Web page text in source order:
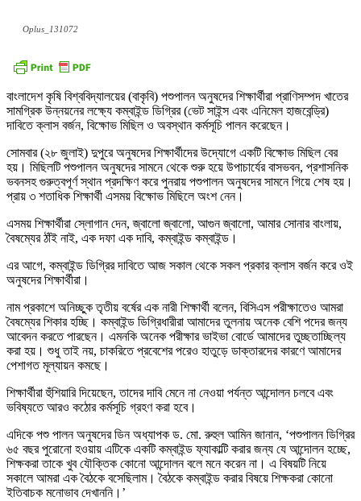
Oplus_131072
বাংলাদেশ কৃষি বিশ্ববিদ্যালয়ের (বাকৃবি) পশুপালন অনুষদের শিক্ষার্থীরা প্রাণিসম্পদ খাতের
সামগ্রিক উন্নয়নের লক্ষ্যে কম্বাইন্ড ডিগ্রির (ভেট সাইন্স এবং এনিমেল হাজবেন্ড্রি)
দাবিতে ক্লাস বর্জন, বিক্ষোভ মিছিল ও অবস্থান কর্মসূচি পালন করেছেন।
সোমবার (২৮ জুলাই) দুপুরে অনুষদের শিক্ষার্থীদের উদ্যোগে একটি বিক্ষোভ মিছিল বের
হয়। মিছিলটি পশুপালন অনুষদের সামনে থেকে শুরু হয়ে উপাচার্যের বাসভবন, প্রশাসনিক
ভবনসহ গুরুত্বপূর্ণ স্থান প্রদক্ষিণ করে পুনরায় পশুপালন অনুষদের সামনে গিয়ে শেষ হয়।
প্রায় ৩ শতাধিক শিক্ষার্থী এসময় বিক্ষোভ মিছিলে অংশ নেন।
এসময় শিক্ষার্থীরা স্লোগান দেন, জ্বালো জ্বালো, আগুন জ্বালো, আমার সোনার বাংলায়,
বৈষম্যের ঠাঁই নাই, এক দফা এক দাবি, কম্বাইন্ড কম্বাইন্ড।
এর আগে, কম্বাইন্ড ডিগ্রির দাবিতে আজ সকাল থেকে সকল প্রকার ক্লাস বর্জন করে ওই
অনুষদের শিক্ষার্থীরা।
নাম প্রকাশে অনিচ্ছুক তৃতীয় বর্ষের এক নারী শিক্ষার্থী বলেন, বিসিএস পরীক্ষাতেও আমরা
বৈষম্যের শিকার হচ্ছি। কম্বাইন্ড ডিগ্রিধারীরা আমাদের তুলনায় অনেক বেশি পদের জন্য
আবেদন করতে পারছেন। এমনকি অনেক পরীক্ষার ভাইভা বোর্ডে আমাদের তুচ্ছতাচ্ছিল্য
করা হয়। শুধু তাই নয়, চাকরিতে প্রবেশের পরেও হাতুড়ে ডাক্তারদের কারণে আমাদের
পেশাগত মূল্যায়ন কমছে।
শিক্ষার্থীরা হুঁশিয়ারি দিয়েছেন, তাদের দাবি মেনে না নেওয়া পর্যন্ত আন্দোলন চলবে এবং
ভবিষ্যতে আরও কঠোর কর্মসূচি গ্রহণ করা হবে।
এদিকে পশু পালন অনুষদের ডিন অধ্যাপক ড. মো. রুহুল আমিন জানান, ‘পশুপালন ডিগ্রির
৬৫ বছর পুরোনো হওয়ায় এটিকে একটি কম্বাইন্ড ফ্যাকাল্টি করার জন্য যে আন্দোলন হচ্ছে,
শিক্ষকরা তাকে খুব যৌক্তিক কোনো আন্দোলন বলে মনে করেন না। এ বিষয়টি নিয়ে
সকালে আমরা এক বৈঠকে বসেছিলাম। বৈঠকে কম্বাইন্ড করার বিষয়ে শিক্ষকরা কোনো
ইতিবাচক মনোভাব দেখাননি।’